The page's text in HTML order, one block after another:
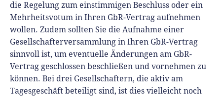
die Regelung zum einstimmigen Beschluss oder ein
Mehrheitsvotum in Ihren GbR-Vertrag aufnehmen
wollen. Zudem sollten Sie die Aufnahme einer
Gesellschafterversammlung in Ihren GbR-Vertrag
sinnvoll ist, um eventuelle Änderungen am GbR-
Vertrag geschlossen beschließen und vornehmen zu
können. Bei drei Gesellschaftern, die aktiv am
Tagesgeschäft beteiligt sind, ist dies vielleicht noch